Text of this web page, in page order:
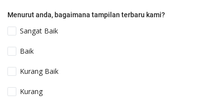
Menurut anda, bagaimana tampilan terbaru kami?
Sangat Baik
Baik
Kurang Baik
Kurang